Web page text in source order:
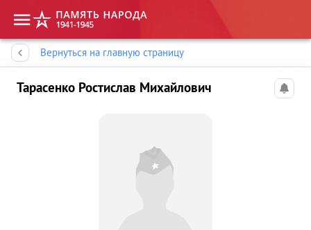
Вернуться на главную страницу
Тарасенко Ростислав Михайлович
Память народа